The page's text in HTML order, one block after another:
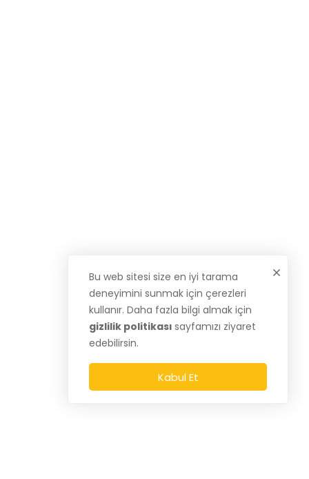
Bu web sitesi size en iyi tarama
deneyimini sunmak için çerezleri
kullanır. Daha fazla bilgi almak için
gizlilik politikası sayfamızı ziyaret
edebilirsin.
Kabul Et